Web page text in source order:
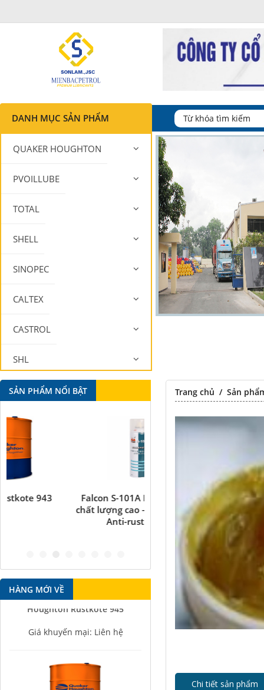
DANH MỤC SẢN PHẨM
QUAKER HOUGHTON
PVOILLUBE
TOTAL
SHELL
SINOPEC
CALTEX
CASTROL
SHL
MOBIL Trang chủ /Sản
Chi tiết sản phẩm
SẢN PHẨM NỔI BẬT
Falcon S-101A Dầu chống rỉ
chất lượng cao – High Quality
Anti-rust Agent
Falcon S-350 Chất
bôi trơn đa năng –
Multipurpose
antirust agent
HÀNG MỚI VỀ
Houghton Rustkote 945